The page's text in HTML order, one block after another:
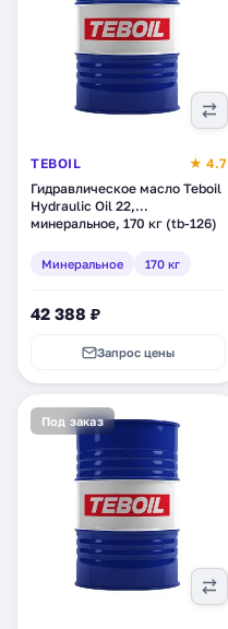
TEBOIL
★ 4.7
Гидравлическое масло Teboil
Hydraulic Oil 22,
минеральное, 170 кг (tb-126)
Минеральное 170 кг
42 388 ₽
Запрос цены
Под заказ